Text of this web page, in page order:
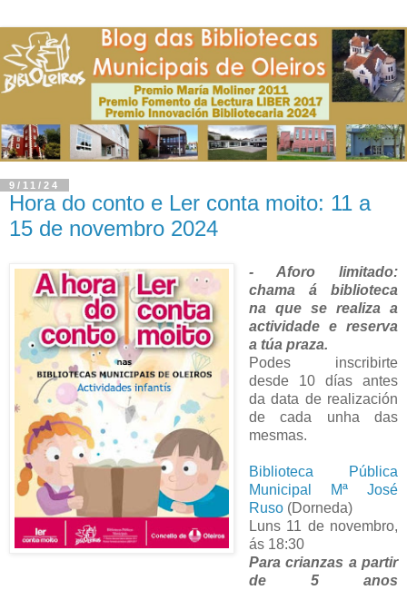
9/11/24
Hora do conto e Ler conta moito: 11 a
15 de novembro 2024
- Aforo limitado:
chama á biblioteca
na que se realiza a
actividade e reserva
a túa praza.
Podes inscribirte
desde 10 días antes
da data de realización
de cada unha das
mesmas.
Biblioteca Pública
Municipal Mª José
Ruso(Dorneda)
Luns 11 de novembro,
ás 18:30
Para crianzas a partir
de 5 anos